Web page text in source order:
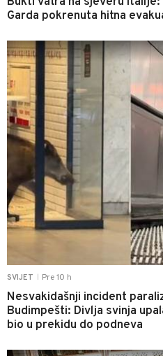
Garda pokrenuta hitna
SVIJET Pre 10 h
Nesvakidašnji incident
Budimpešti: Divlja svinja
bio u prekidu do podneva